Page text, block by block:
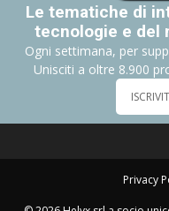
Le tematiche di
tecnologie e del
Ogni settimana, per
Unisciti a oltre 8.900
Privacy